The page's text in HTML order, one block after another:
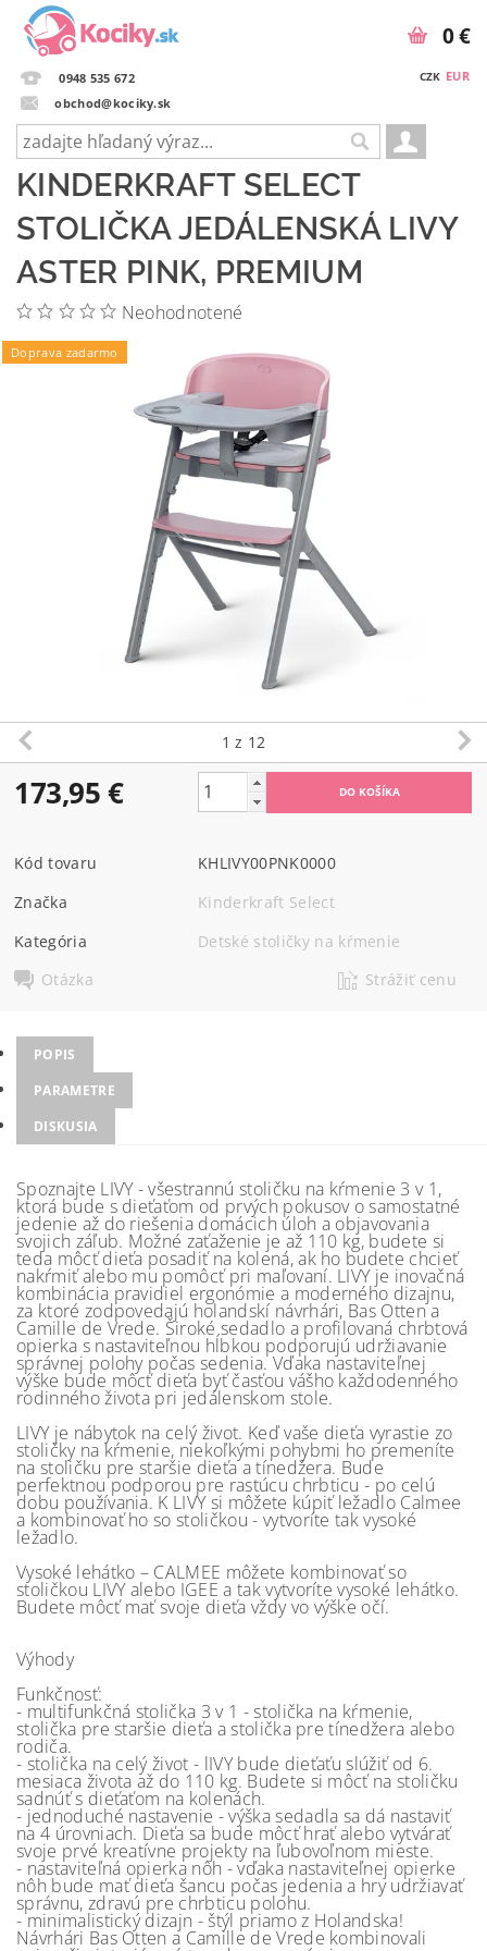
0948 535 672
obchod@kociky.sk
CZK EUR
0 €
KINDERKRAFT SELECT
STOLIČKA JEDÁLENSKÁ LIVY
ASTER PINK, PREMIUM
Neohodnotené
Doprava zadarmo
1 z 12
173,95 €
Kód tovaru
KHLIVY00PNK0000
Značka
Kinderkraft Select
Kategória
Detské stoličky na kŕmenie
Otázka
Strážiť cenu
POPIS
PARAMETRE
DISKUSIA
Spoznajte LIVY - všestrannú stoličku na kŕmenie 3 v 1,
ktorá bude s dieťaťom od prvých pokusov o samostatné
jedenie až do riešenia domácich úloh a objavovania
svojich záľub. Možné zaťaženie je až 110 kg, budete si
teda môcť dieťa posadiť na kolená, ak ho budete chcieť
nakŕmiť alebo mu pomôcť pri maľovaní. LIVY je inovačná
kombinácia pravidiel ergonómie a moderného dizajnu,
za ktoré zodpovedajú holandskí návrhári, Bas Otten a
Camille de Vrede. Široké sedadlo a profilovaná chrbtová
opierka s nastaviteľnou hĺbkou podporujú udržiavanie
správnej polohy počas sedenia. Vďaka nastaviteľnej
výške bude môcť dieťa byť časťou vášho každodenného
rodinného života pri jedálenskom stole.
LIVY je nábytok na celý život. Keď vaše dieťa vyrastie zo
stoličky na kŕmenie, niekoľkými pohybmi ho premeníte
na stoličku pre staršie dieťa a tínedžera. Bude
perfektnou podporou pre rastúcu chrbticu - po celú
dobu používania. K LIVY si môžete kúpiť ležadlo Calmee
a kombinovať ho so stoličkou - vytvoríte tak vysoké
ležadlo.
Vysoké lehátko – CALMEE môžete kombinovať so
stoličkou LIVY alebo IGEE a tak vytvoríte vysoké lehátko.
Budete môcť mať svoje dieťa vždy vo výške očí.
Výhody
Funkčnosť:
- multifunkčná stolička 3 v 1 - stolička na kŕmenie,
stolička pre staršie dieťa a stolička pre tínedžera alebo
rodiča.
- stolička na celý život - lIVY bude dieťaťu slúžiť od 6.
mesiaca života až do 110 kg. Budete si môcť na stoličku
sadnúť s dieťaťom na kolenách.
- jednoduché nastavenie - výška sedadla sa dá nastaviť
na 4 úrovniach. Dieťa sa bude môcť hrať alebo vytvárať
svoje prvé kreatívne projekty na ľubovoľnom mieste.
- nastaviteľná opierka nôh - vďaka nastaviteľnej opierke
nôh bude mať dieťa šancu počas jedenia a hry udržiavať
správnu, zdravú pre chrbticu polohu.
- minimalistický dizajn - štýl priamo z Holandska!
Návrhári Bas Otten a Camille de Vrede kombinovali